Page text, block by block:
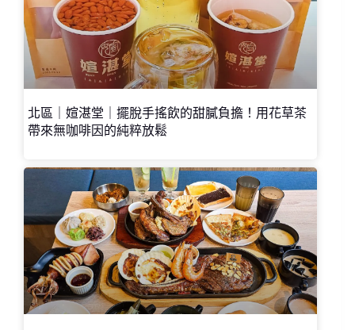
北區｜媗湛堂｜擺脫手搖飲的甜膩負擔！用花草茶
帶來無咖啡因的純粹放鬆